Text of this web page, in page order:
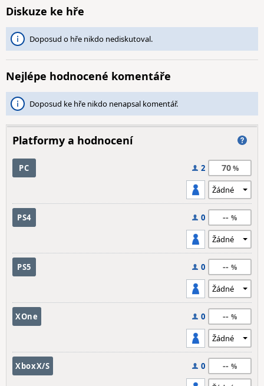
Diskuze ke hře
Doposud o hře nikdo nediskutoval.
Nejlépe hodnocené komentáře
Doposud ke hře nikdo nenapsal komentář.
Platformy a hodnocení
PC 2 70
PS4 0 --
PS5 0 --
XOne 0 --
XboxX/S 0 --